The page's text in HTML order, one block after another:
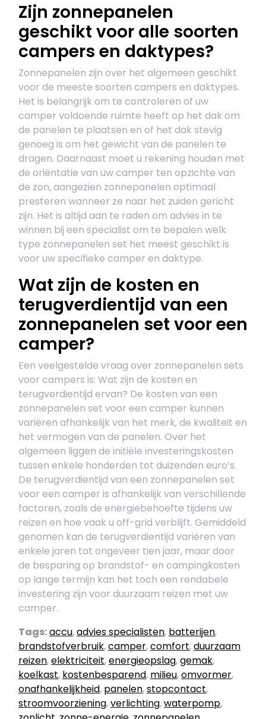
Zijn zonnepanelen
geschikt voor alle soorten
campers en daktypes?
Zonnepanelen zijn over het algemeen geschikt
voor de meeste soorten campers en daktypes.
Het is belangrijk om te controleren of uw
camper voldoende ruimte heeft op het dak om
de panelen te plaatsen en of het dak stevig
genoeg is om het gewicht van de panelen te
dragen. Daarnaast moet u rekening houden met
de oriëntatie van uw camper ten opzichte van
de zon, aangezien zonnepanelen optimaal
presteren wanneer ze naar het zuiden gericht
zijn. Het is altijd aan te raden om advies in te
winnen bij een specialist om te bepalen welk
type zonnepanelen set het meest geschikt is
voor uw specifieke camper en daktype.
Wat zijn de kosten en
terugverdientijd van een
zonnepanelen set voor een
camper?
Een veelgestelde vraag over zonnepanelen sets
voor campers is: Wat zijn de kosten en
terugverdientijd ervan? De kosten van een
zonnepanelen set voor een camper kunnen
variëren afhankelijk van het merk, de kwaliteit en
het vermogen van de panelen. Over het
algemeen liggen de initiële investeringskosten
tussen enkele honderden tot duizenden euro’s.
De terugverdientijd van een zonnepanelen set
voor een camper is afhankelijk van verschillende
factoren, zoals de energiebehoefte tijdens uw
reizen en hoe vaak u off-grid verblijft. Gemiddeld
genomen kan de terugverdientijd variëren van
enkele jaren tot ongeveer tien jaar, maar door
de besparing op brandstof- en campingkosten
op lange termijn kan het toch een rendabele
investering zijn voor duurzaam reizen met uw
camper.
Tags:accu,advies specialisten, batterijen,
brandstofverbruik,camper,comfort,duurzaam
reizen,elektriciteit,energieopslag,gemak,
koelkast, kostenbesparend, milieu,omvormer,
onafhankelijkheid, panelen,stopcontact,
stroomvoorziening,verlichting,waterpomp,